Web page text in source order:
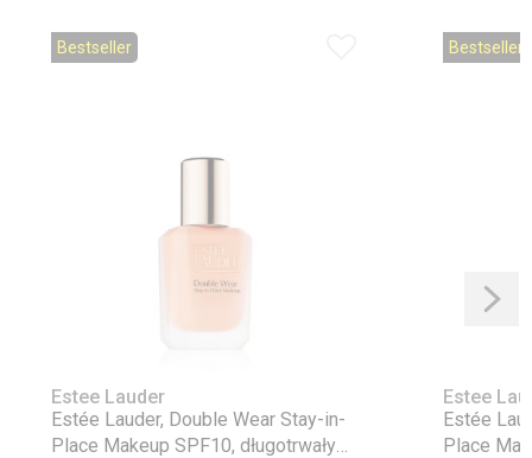
Bestseller
Estee Lauder
Estée Lauder, Double Wear Stay-in-
Place Makeup SPF10, długotrwały
Bestseller
Estee
Estée
Place